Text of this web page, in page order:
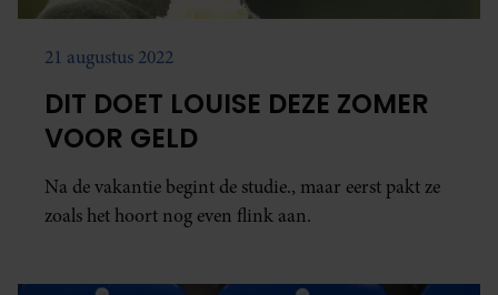
21 augustus 2022
DIT DOET LOUISE DEZE ZOMER
VOOR GELD
Na de vakantie begint de studie., maar eerst pakt ze
zoals het hoort nog even flink aan.